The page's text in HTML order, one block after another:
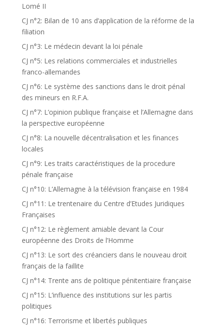
Lomé II
CJ n°2: Bilan de 10 ans d’application de la réforme de la
filiation
CJ n°3: Le médecin devant la loi pénale
CJ n°5: Les relations commerciales et industrielles
franco-allemandes
CJ n°6: Le système des sanctions dans le droit pénal
des mineurs en R.F.A.
CJ n°7: L’opinion publique française et l’Allemagne dans
la perspective européenne
CJ n°8: La nouvelle décentralisation et les finances
locales
CJ n°9: Les traits caractéristiques de la procedure
pénale française
CJ n°10: L’Allemagne à la télévision française en 1984
CJ n°11: Le trentenaire du Centre d’Etudes Juridiques
Françaises
CJ n°12: Le règlement amiable devant la Cour
européenne des Droits de l’Homme
CJ n°13: Le sort des créanciers dans le nouveau droit
français de la faillite
CJ n°14: Trente ans de politique pénitentiaire française
CJ n°15: L’influence des institutions sur les partis
politiques
CJ n°16: Terrorisme et libertés publiques